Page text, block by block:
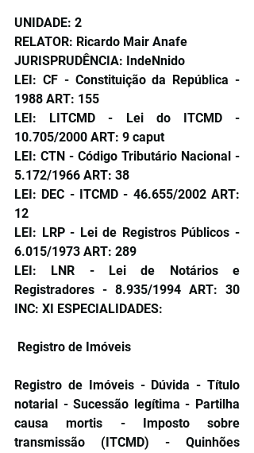
UNIDADE: 2
RELATOR: Ricardo Mair Anafe
JURISPRUDÊNCIA: IndeNnido
LEI: CF - Constituição da República -
1988 ART: 155
LEI: LITCMD - Lei do ITCMD -
10.705/2000 ART: 9 caput
LEI: CTN - Código Tributário Nacional -
5.172/1966 ART: 38
LEI: DEC - ITCMD - 46.655/2002 ART:
12
LEI: LRP - Lei de Registros Públicos -
6.015/1973 ART: 289
LEI: LNR - Lei de Notários e
Registradores - 8.935/1994 ART: 30
INC: XI ESPECIALIDADES:
Registro de Imóveis
Registro de Imóveis - Dúvida - Título
notarial - Sucessão legítima - Partilha
causa mortis - Imposto sobre
transmissão (ITCMD) - Quinhões